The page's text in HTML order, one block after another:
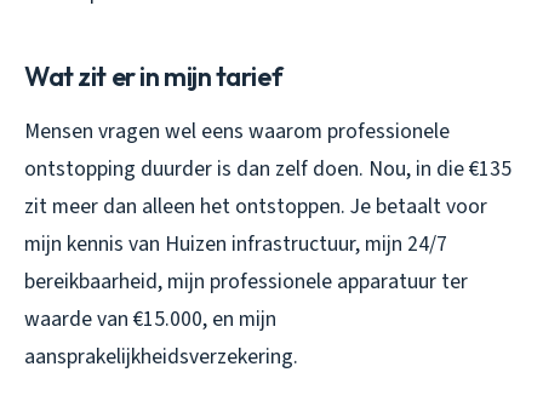
Wat zit er in mijn tarief
Mensen vragen wel eens waarom professionele
ontstopping duurder is dan zelf doen. Nou, in die €135
zit meer dan alleen het ontstoppen. Je betaalt voor
mijn kennis van Huizen infrastructuur, mijn 24/7
bereikbaarheid, mijn professionele apparatuur ter
waarde van €15.000, en mijn
aansprakelijkheidsverzekering.